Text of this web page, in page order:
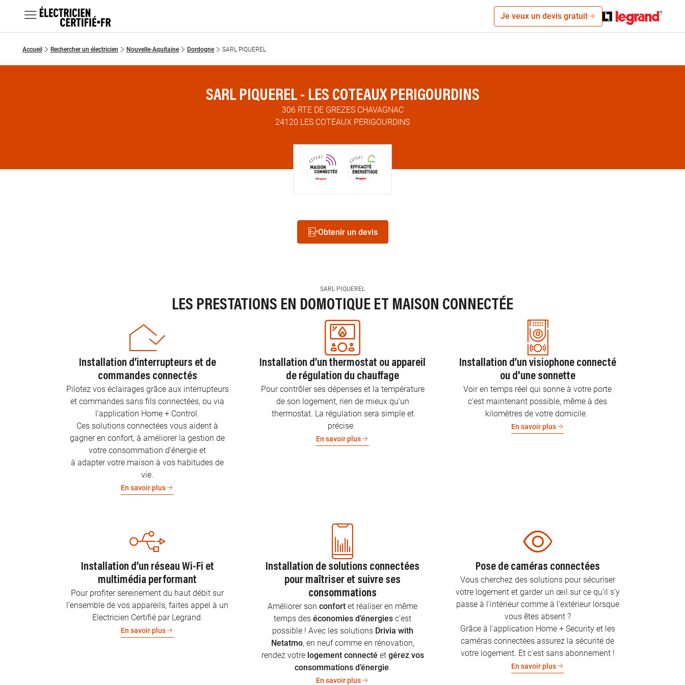
MENU
Chercher un électricien
Je veux un devis gratuit
Accueil Rechercher un électricien Nouvelle-Aquitaine Dordogne SARL PIQUEREL
SARL PIQUEREL - LES COTEAUX PERIGOURDINS
306 RTE DE GREZES CHAVAGNAC
24120 LES COTEAUX PERIGOURDINS
Obtenir un devis
SARL PIQUEREL
LES PRESTATIONS EN DOMOTIQUE ET MAISON CONNECTÉE
Installation d’interrupteurs et de
commandes connectés
Pilotez vos éclairages grâce aux interrupteurs
et commandes sans fils connectées, ou via
l'application Home + Control.
Ces solutions connectées vous aident à
gagner en confort, à améliorer la gestion de
votre consommation d’énergie et
à adapter votre maison à vos habitudes de
vie.
En savoir plus
Installation d’un thermostat ou appareil
de régulation du chauffage
Pour contrôler ses dépenses et la température
de son logement, rien de mieux qu’un
thermostat. La régulation sera simple et
précise.
En savoir plus
Installation d’un visiophone connecté
ou d'une sonnette
Voir en temps réel qui sonne à votre porte
c’est maintenant possible, même à des
kilomètres de votre domicile.
En savoir plus
Installation d’un réseau Wi-Fi et
multimédia performant
Pour profiter sereinement du haut débit sur
l’ensemble de vos appareils, faites appel à un
Electricien Certifié par Legrand.
En savoir plus
Installation de solutions connectées
pour maîtriser et suivre ses
consommations
Améliorer son confort et réaliser en même
temps des économies d’énergies c’est
possible ! Avec les solutions Drivia with
Netatmo, en neuf comme en rénovation,
rendez votre logement connecté et gérez vos
consommations d’énergie.
En savoir plus
Pose de caméras connectées
Vous cherchez des solutions pour sécuriser
votre logement et garder un œil sur ce qu’il s’y
passe à l’intérieur comme à l’extérieur lorsque
vous êtes absent ?
Grâce à l'application Home + Security et les
caméras connectées assurez la sécurité de
votre logement. Et c'est sans abonnement !
En savoir plus